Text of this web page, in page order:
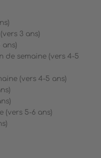
3 ans)
ans)
de semaine (vers 4-5
(vers 4-5 ans)
(vers 5-6 ans)